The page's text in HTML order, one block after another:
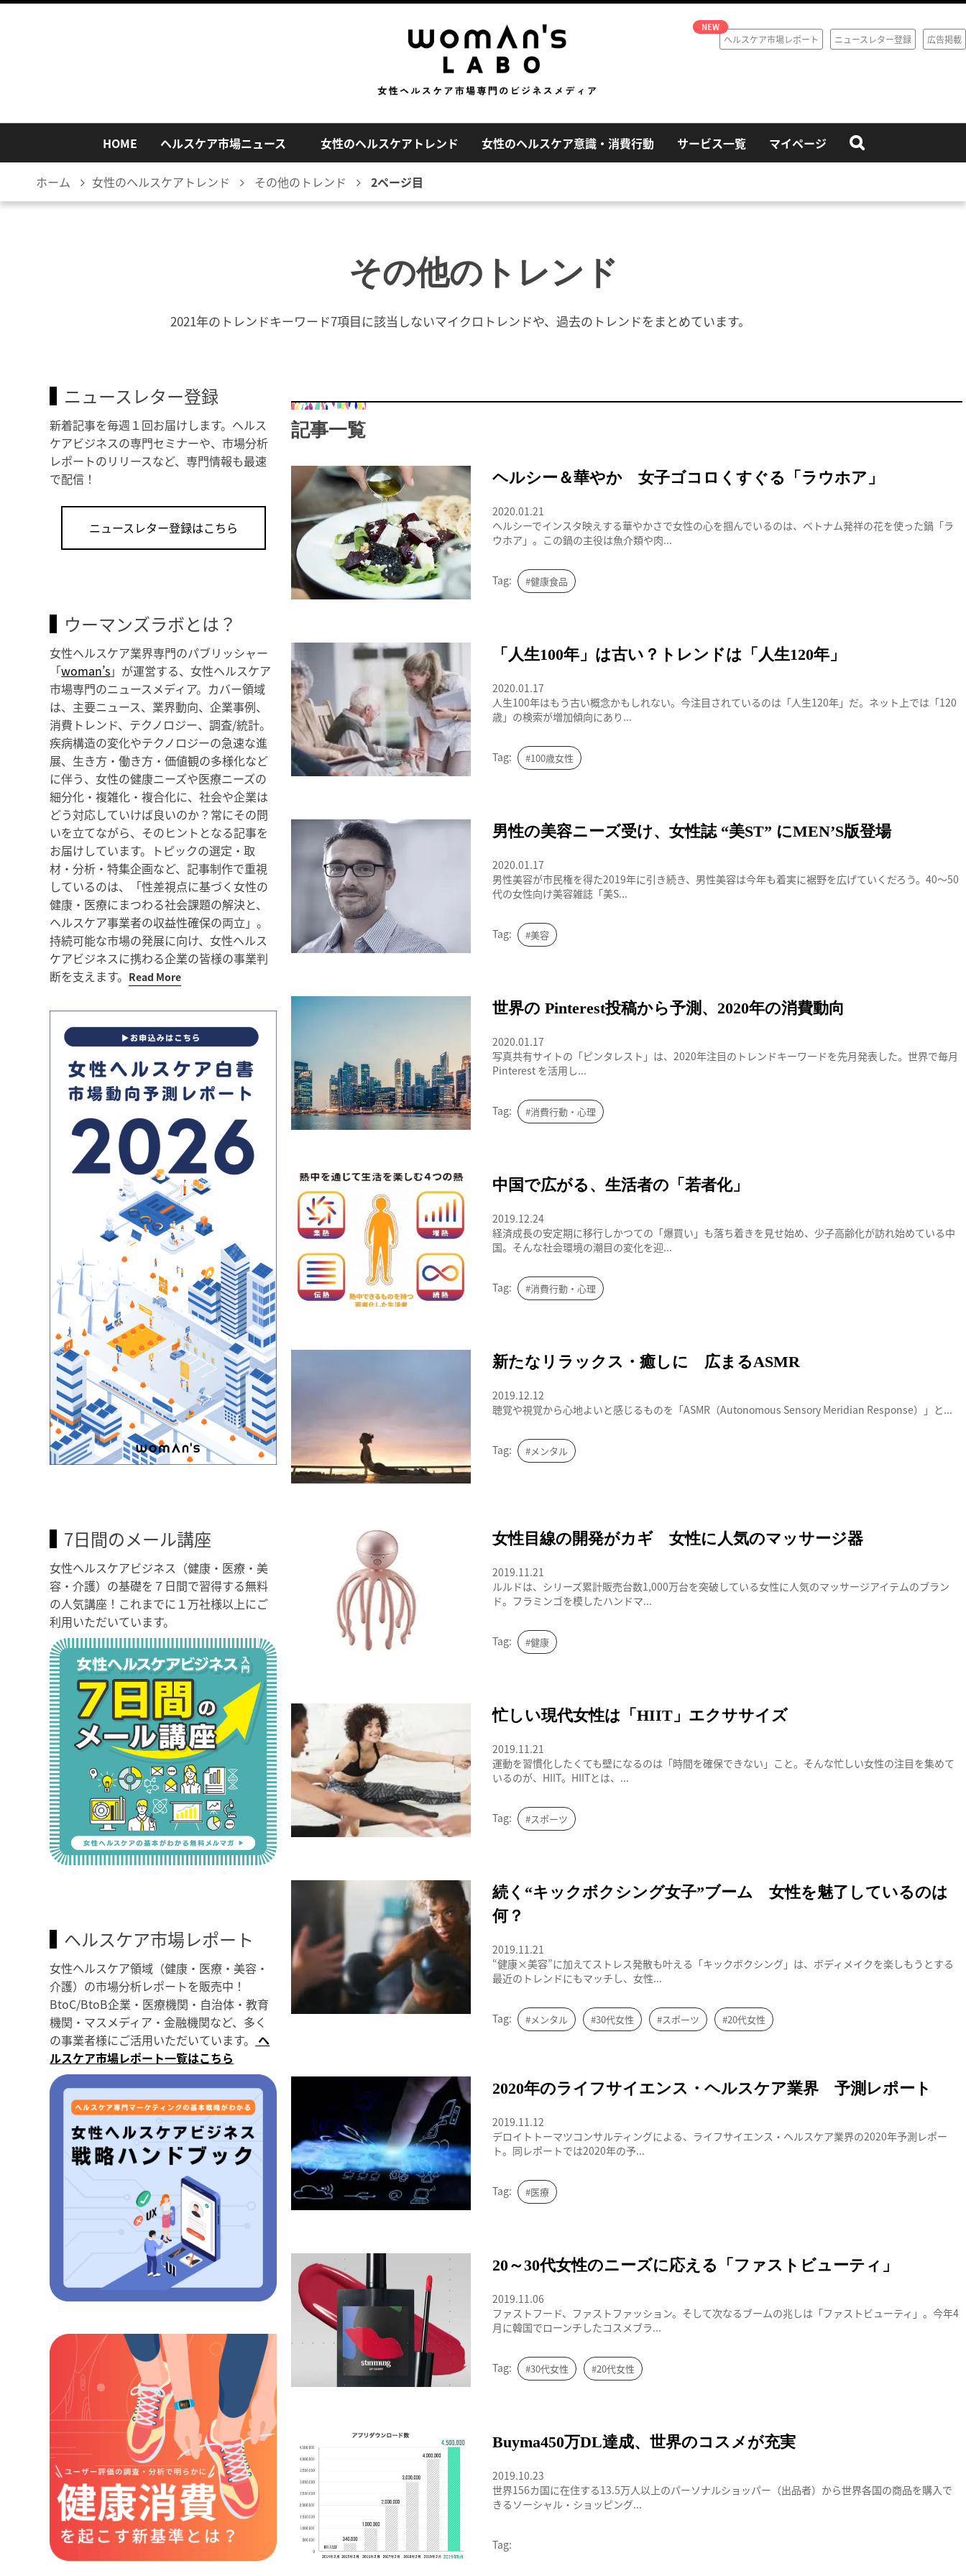
ヘルスケア市場レポート ニュースレター登録 広告掲載
HOME ヘルスケア市場ニュース 女性のヘルスケアトレンド 女性のヘルスケア意識・消費行動 サービス一覧 マイページ
ホーム 女性のヘルスケアトレンド その他のトレンド 2ページ目
その他のトレンド
2021年のトレンドキーワード7項目に該当しないマイクロトレンドや、過去のトレンドをまとめています。
記事一覧
ホットサラダ
ヘルシー＆華やか 女子ゴコロくすぐる「ラウホア」
2020.01.21
ヘルシーでインスタ映えする華やかさで女性の心を掴んでいるのは、ベトナム発祥の花を使った鍋「ラ
ウホア」。この鍋の主役は魚介類や肉...
Tag: #健康食品
幸福寿命「人生100年」は古い？トレンドは「人生120年」
2020.01.17
人生100年はもう古い概念かもしれない。今注目されているのは「人生120年」だ。ネット上では「120
歳」の検索が増加傾向にあり...
Tag: #100歳女性
男性の美容ニーズ受け、女性誌 “美ST” にMEN’S版登場
男性の美容ニーズ受け、女性誌 “美ST” にMEN’S版登場
2020.01.17
男性美容が市民権を得た2019年に引き続き、男性美容は今年も着実に裾野を広げていくだろう。40～50
代の女性向け美容雑誌「美S...
Tag: #美容
世界の女性100人
世界の Pinterest投稿から予測、2020年の消費動向
2020.01.17
写真共有サイトの「ピンタレスト」は、2020年注目のトレンドキーワードを先月発表した。世界で毎月
Pinterest を活用し...
Tag: #消費行動・心理
熱活族中国で広がる、生活者の「若者化」
2019.12.24
経済成長の安定期に移行しかつての「爆買い」も落ち着きを見せ始め、少子高齢化が訪れ始めている中
国。そんな社会環境の潮目の変化を迎...
Tag: #消費行動・心理
セレブのダイエット
新たなリラックス・癒しに 広まるASMR
2019.12.12
聴覚や視覚から心地よいと感じるものを「ASMR（Autonomous Sensory Meridian Response）」と...
Tag: #メンタル
女性目線の開発がカギ 女性に人気のマッサージ器
女性目線の開発がカギ 女性に人気のマッサージ器
2019.11.21
ルルドは、シリーズ累計販売台数1,000万台を突破している女性に人気のマッサージアイテムのブラン
ド。フラミンゴを模したハンドマ...
Tag: #健康
女性のエクササイズ
忙しい現代女性は「HIIT」エクササイズ
2019.11.21
運動を習慣化したくても壁になるのは「時間を確保できない」こと。そんな忙しい女性の注目を集めて
いるのが、HIIT。HIITとは、...
Tag: #スポーツ
キックボクシング
続く“キックボクシング女子”ブーム 女性を魅了しているのは
何？
2019.11.21
“健康×美容”に加えてストレス発散も叶える「キックボクシング」は、ボディメイクを楽しもうとする
最近のトレンドにもマッチし、女性...
Tag: #メンタル #30代女性 #スポーツ #20代女性
aiホスピタル
2020年のライフサイエンス・ヘルスケア業界 予測レポート
2019.11.12
デロイトトーマツコンサルティングによる、ライフサイエンス・ヘルスケア業界の2020年予測レポー
ト。同レポートでは2020年の予...
Tag: #医療
ファストビューティ
20～30代女性のニーズに応える「ファストビューティ」
2019.11.06
ファストフード、ファストファッション。そして次なるブームの兆しは「ファストビューティ」。今年4
月に韓国でローンチしたコスメブラ...
Tag: #30代女性 #20代女性
アプリダウンロード数
Buyma450万DL達成、世界のコスメが充実
2019.10.23
世界156カ国に在住する13.5万人以上のパーソナルショッパー（出品者）から世界各国の商品を購入で
きるソーシャル・ショッピング...
Tag:
ニュースレター登録
新着記事を毎週１回お届けします。ヘルス
ケアビジネスの専門セミナーや、市場分析
レポートのリリースなど、専門情報も最速
で配信！
ニュースレター登録はこちら
ウーマンズラボとは？
女性ヘルスケア業界専門のパブリッシャー
「woman’s」が運営する、女性ヘルスケア
市場専門のニュースメディア。カバー領域
は、主要ニュース、業界動向、企業事例、
消費トレンド、テクノロジー、調査/統計。
疾病構造の変化やテクノロジーの急速な進
展、生き方・働き方・価値観の多様化など
に伴う、女性の健康ニーズや医療ニーズの
細分化・複雑化・複合化に、社会や企業は
どう対応していけば良いのか？常にその問
いを立てながら、そのヒントとなる記事を
お届けしています。トピックの選定・取
材・分析・特集企画など、記事制作で重視
しているのは、「性差視点に基づく女性の
健康・医療にまつわる社会課題の解決と、
ヘルスケア事業者の収益性確保の両立」。
持続可能な市場の発展に向け、女性ヘルス
ケアビジネスに携わる企業の皆様の事業判
断を支えます。 Read More
7日間のメール講座
女性ヘルスケアビジネス（健康・医療・美
容・介護）の基礎を７日間で習得する無料
の人気講座！これまでに１万社様以上にご
利用いただいています。
ヘルスケア市場レポート
女性ヘルスケア領域（健康・医療・美容・
介護）の市場分析レポートを販売中！
BtoC/BtoB企業・医療機関・自治体・教育
機関・マスメディア・金融機関など、多く
の事業者様にご活用いただいています。 ヘ
ルスケア市場レポート一覧はこちら